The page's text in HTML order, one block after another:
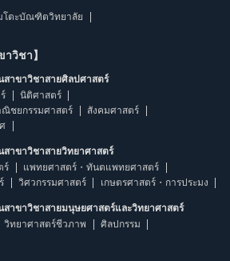
โตะบัณฑิตวิทยาลัย
วิชา】
าขาวิชาสายศิลปศาสตร์
นิติศาสตร์
ณิชยกรรมศาสตร์
สังคมศาสตร์
าขาวิชาสายวิทยาศาสตร์
ร์
แพทยศาสตร์・ทันตแพทยศาสตร์
วิศวกรรมศาสตร์ เกษตรศาสตร์・การประมง
าขาวิชาสายมนุษยศาสตร์และวิทยาศาสตร์
วิทยาศาสตร์ชีวภาพ
ศิลปกรรม